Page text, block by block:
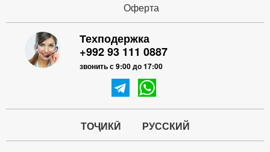
Оферта
Техподержка
+992 93 111 0887
звонить с 9:00 до 17:00
ТОҶИКӢ РУССКИЙ